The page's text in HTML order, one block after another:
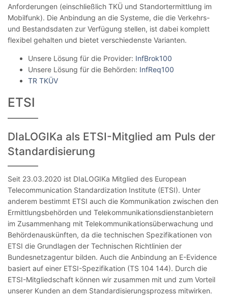
Anforderungen (einschließlich TKÜ und Standortermittlung im
Mobilfunk). Die Anbindung an die Systeme, die die Verkehrs-
und Bestandsdaten zur Verfügung stellen, ist dabei komplett
flexibel gehalten und bietet verschiedenste Varianten.
Unsere Lösung für die Provider: InfBrok100
Unsere Lösung für die Behörden: InfReq100
TR TKÜV
ETSI
DIaLOGIKa als ETSI-Mitglied am Puls der
Standardisierung
Seit 23.03.2020 ist DIaLOGIKa Mitglied des European
Telecommunication Standardization Institute (ETSI). Unter
anderem bestimmt ETSI auch die Kommunikation zwischen den
Ermittlungsbehörden und Telekommunikationsdienstanbietern
im Zusammenhang mit Telekommunikationsüberwachung und
Behördenauskünften, da die technischen Spezifikationen von
ETSI die Grundlagen der Technischen Richtlinien der
Bundesnetzagentur bilden. Auch die Anbindung an E-Evidence
basiert auf einer ETSI-Spezifikation (TS 104 144). Durch die
ETSI-Mitgliedschaft können wir zusammen mit und zum Vorteil
unserer Kunden an dem Standardisierungsprozess mitwirken.